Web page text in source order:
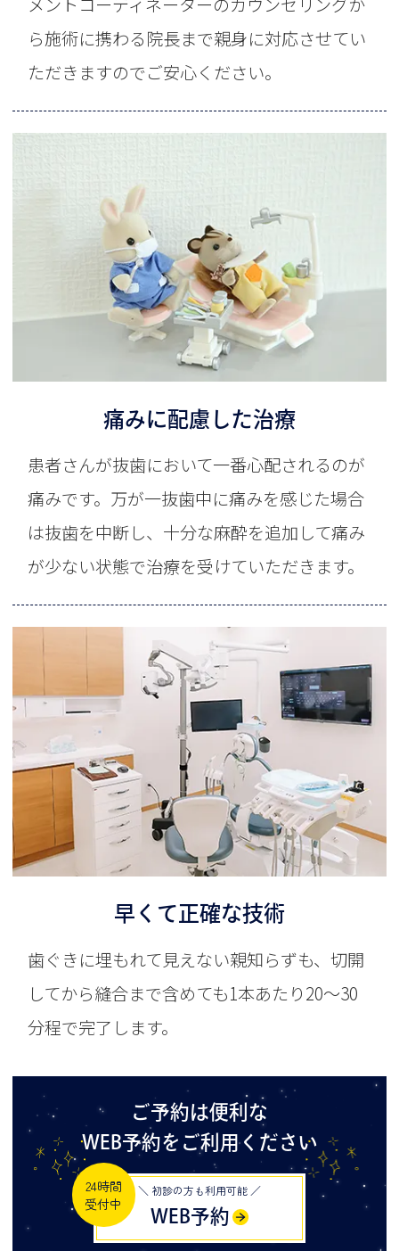
ら施術に携わる院長まで親身に対応させてい
ただきますのでご安心ください。
痛みに配慮した治療
患者さんが抜歯において一番心配されるのが
痛みです。万が一抜歯中に痛みを感じた場合
は抜歯を中断し、十分な麻酔を追加して痛み
が少ない状態で治療を受けていただきます。
早くて正確な技術
歯ぐきに埋もれて見えない親知らずも、切開
してから縫合まで含めても1本あたり20～30
分程で完了します。
ご予約は便利な
WEB予約をご利用ください
24時間
受付中
＼ 初診の方も利用可能 ／
WEB予約